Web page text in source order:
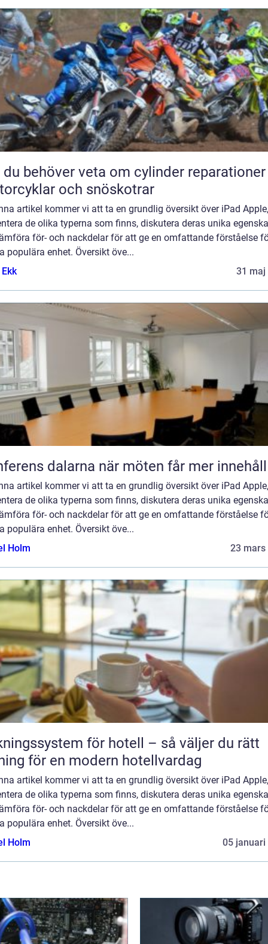
behöver veta om cylinder
och snöskotrar
artikel kommer vi att ta en grundlig översikt över iPad Apple,
de olika typerna som finns, diskutera deras unika
för- och nackdelar för att ge en omfattande förståelse
populära enhet. Översikt öve...
31 maj
Konferens dalarna när möten får mer innehåll
artikel kommer vi att ta en grundlig översikt över iPad Apple,
de olika typerna som finns, diskutera deras unika
för- och nackdelar för att ge en omfattande förståelse
populära enhet. Översikt öve...
Holm
23 mars
för hotell – så väljer du rätt
för en modern hotellvardag
artikel kommer vi att ta en grundlig översikt över iPad Apple,
de olika typerna som finns, diskutera deras unika
för- och nackdelar för att ge en omfattande förståelse
populära enhet. Översikt öve...
Holm
05 januari